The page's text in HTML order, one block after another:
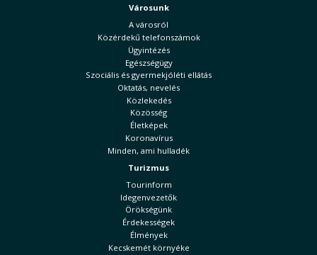
Városunk
A városról
Közérdekű telefonszámok
Ügyintézés
Egészségügy
Szociális és gyermekjóléti ellátás
Oktatás, nevelés
Közlekedés
Közösség
Életképek
Koronavírus
Minden, ami hulladék
Turizmus
Tourinform
Idegenvezetők
Örökségünk
Érdekességek
Élmények
Kecskemét környéke